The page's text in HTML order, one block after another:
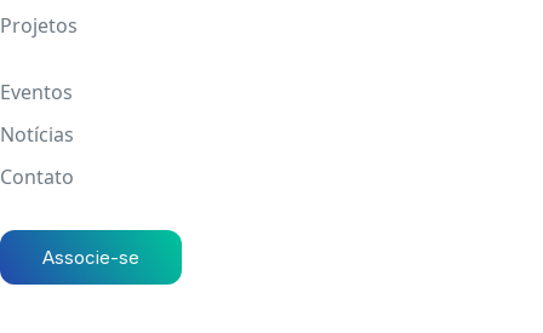
Projetos
Eventos
Notícias
Contato
Associe-se